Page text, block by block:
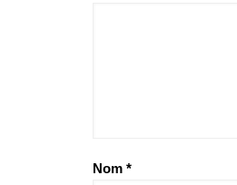
Nom *